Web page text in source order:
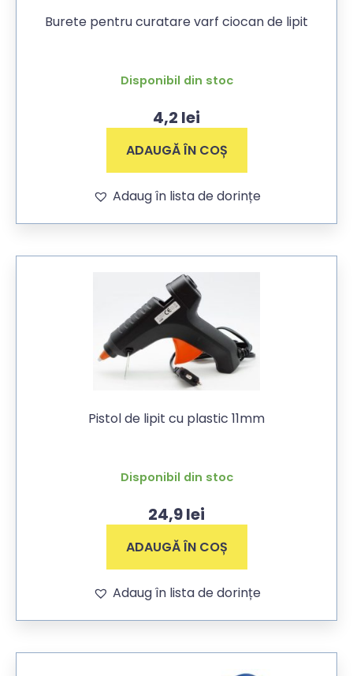
Burete pentru curatare varf ciocan de lipit
Disponibil din stoc
4,2 lei
ADAUGĂ ÎN COȘ
Adaug în lista de dorințe
Pistol de lipit cu plastic 11mm
Disponibil din stoc
24,9lei
ADAUGĂ ÎN COȘ
Adaug în lista de dorințe